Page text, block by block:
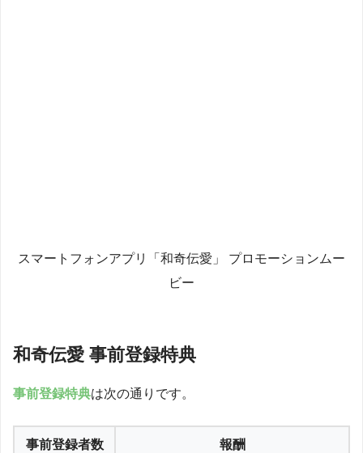
スマートフォンアプリ「和奇伝愛」 プロモーションムー
ビー
和奇伝愛 事前登録特典
事前登録特典は次の通りです。
事前登録者数 報酬